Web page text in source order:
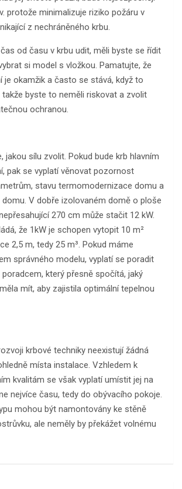
protože minimalizuje riziko požáru v
z nechráněného krbu.
od času v krbu udit, měli byste se řídit
si model s vložkou. Pamatujte, že
je okamžik a často se stává, když to
takže byste to neměli riskovat a zvolit
ochranou.
jakou sílu zvolit. Pokud bude krb hlavním
pak se vyplatí věnovat pozornost
stavu termomodernizace domu a
V dobře izolovaném domě o ploše
270 cm může stačit 12 kW.
že 1kW je schopen vytopit 10 m²
2,5 m, tedy 25 m³. Pokud máme
správného modelu, vyplatí se poradit
který přesně spočítá, jaký
mít, aby zajistila optimální tepelnou
krbové techniky neexistují žádná
místa instalace. Vzhledem k
kvalitám se však vyplatí umístit jej na
nejvíce času, tedy do obývacího pokoje.
mohou být namontovány ke stěně
ale neměly by překážet volnému